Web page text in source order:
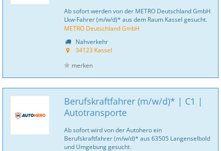
Ab sofort werden von der METRO Deutschland GmbH
Lkw-Fahrer (m/w/d)* aus dem Raum Kassel gesucht.
METRO Deutschland GmbH
Nahverkehr
34123 Kassel
merken
Berufskraftfahrer (m/w/d)* | C1 |
Autotransporte
Ab sofort wird von der Autohero ein
Berufskraftfahrer (m/w/d)* aus 63505 Langenselbold
und Umgebung gesucht.